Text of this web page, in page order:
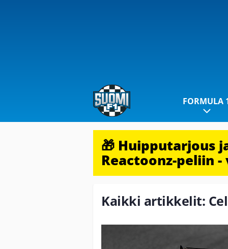
FORMULA
🎁 Huipputarjous
Reactoonz-peliin
Kaikki artikkelit: